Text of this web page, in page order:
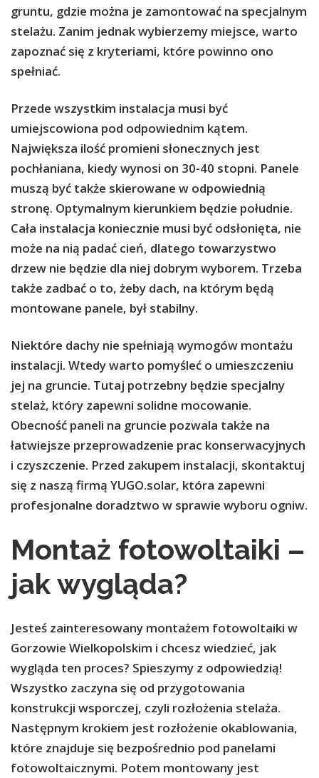
gruntu, gdzie można je zamontować na specjalnym
stelażu. Zanim jednak wybierzemy miejsce, warto
zapoznać się z kryteriami, które powinno ono
spełniać.
Przede wszystkim instalacja musi być
umiejscowiona pod odpowiednim kątem.
Największa ilość promieni słonecznych jest
pochłaniana, kiedy wynosi on 30-40 stopni. Panele
muszą być także skierowane w odpowiednią
stronę. Optymalnym kierunkiem będzie południe.
Cała instalacja koniecznie musi być odsłonięta, nie
może na nią padać cień, dlatego towarzystwo
drzew nie będzie dla niej dobrym wyborem. Trzeba
także zadbać o to, żeby dach, na którym będą
montowane panele, był stabilny.
Niektóre dachy nie spełniają wymogów montażu
instalacji. Wtedy warto pomyśleć o umieszczeniu
jej na gruncie. Tutaj potrzebny będzie specjalny
stelaż, który zapewni solidne mocowanie.
Obecność paneli na gruncie pozwala także na
łatwiejsze przeprowadzenie prac konserwacyjnych
i czyszczenie. Przed zakupem instalacji, skontaktuj
się z naszą firmą YUGO.solar, która zapewni
profesjonalne doradztwo w sprawie wyboru ogniw.
Montaż fotowoltaiki –
jak wygląda?
Jesteś zainteresowany montażem fotowoltaiki w
Gorzowie Wielkopolskim i chcesz wiedzieć, jak
wygląda ten proces? Spieszymy z odpowiedzią!
Wszystko zaczyna się od przygotowania
konstrukcji wsporczej, czyli rozłożenia stelaża.
Następnym krokiem jest rozłożenie okablowania,
które znajduje się bezpośrednio pod panelami
fotowoltaicznymi. Potem montowany jest